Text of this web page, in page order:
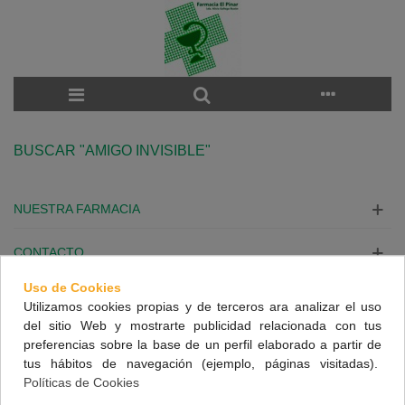
BUSCAR "AMIGO INVISIBLE"
NUESTRA FARMACIA
CONTACTO
INFORMACIÓN
SÍGUENOS
Uso de Cookies
Utilizamos cookies propias y de terceros ara analizar el uso
del sitio Web y mostrarte publicidad relacionada con tus
preferencias sobre la base de un perfil elaborado a partir de
tus hábitos de navegación (ejemplo, páginas visitadas).
Políticas de Cookies